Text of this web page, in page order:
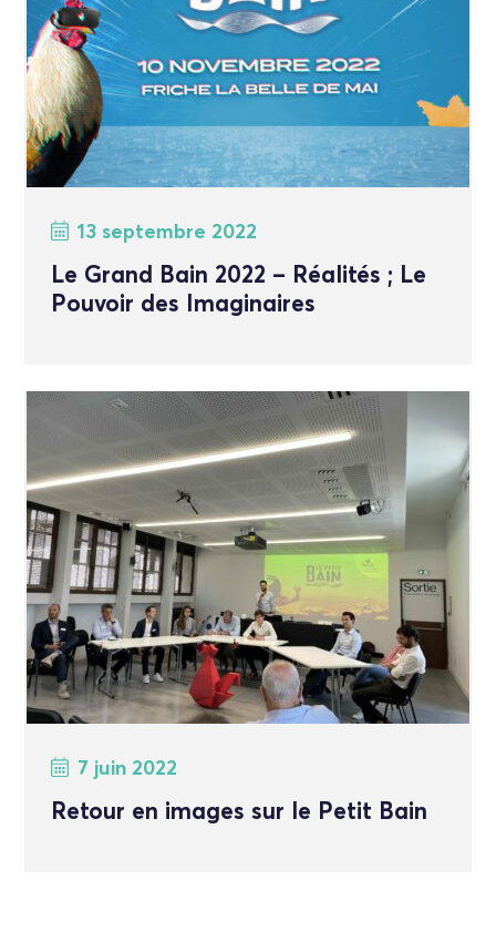
13 septembre 2022
Le Grand Bain 2022 – Réalités ; Le
Pouvoir des Imaginaires
7 juin 2022
Retour en images sur le Petit Bain